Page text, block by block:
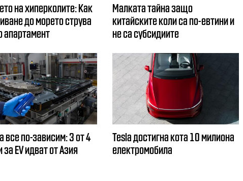
на хиперколите: Как
до морето струва
апартамент
Малката тайна защо
китайските коли са по-евтини и
не са субсидиите
все по-зависим: 3 от 4
за EV идват от Азия
Tesla достигна кота 10 милиона
електромобила